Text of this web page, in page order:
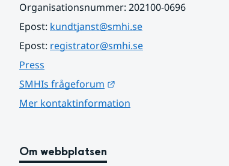
Organisationsnummer: 202100-0696
Epost: kundtjanst@smhi.se
Epost: registrator@smhi.se
Press
SMHIs frågeforum
Mer kontaktinformation
Om webbplatsen